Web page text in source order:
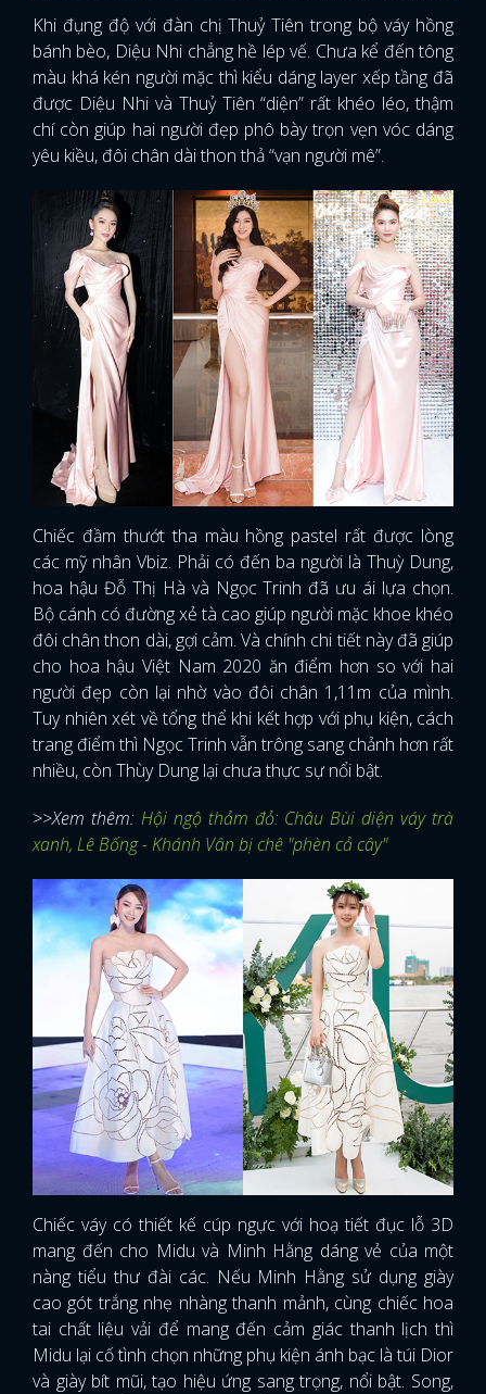
Khi đụng độ với đàn chị Thuỷ Tiên trong bộ váy hồng
bánh bèo, Diệu Nhi chẳng hề lép vế. Chưa kể đến tông
màu khá kén người mặc thì kiểu dáng layer xếp tầng đã
được Diệu Nhi và Thuỷ Tiên “diện” rất khéo léo, thậm
chí còn giúp hai người đẹp phô bày trọn vẹn vóc dáng
yêu kiều, đôi chân dài thon thả “vạn người mê”.
Chiếc đầm thướt tha màu hồng pastel rất được lòng
các mỹ nhân Vbiz. Phải có đến ba người là Thuỳ Dung,
hoa hậu Đỗ Thị Hà và Ngọc Trinh đã ưu ái lựa chọn.
Bộ cánh có đường xẻ tà cao giúp người mặc khoe khéo
đôi chân thon dài, gợi cảm. Và chính chi tiết này đã giúp
cho hoa hậu Việt Nam 2020 ăn điểm hơn so với hai
người đẹp còn lại nhờ vào đôi chân 1,11m của mình.
Tuy nhiên xét về tổng thể khi kết hợp với phụ kiện, cách
trang điểm thì Ngọc Trinh vẫn trông sang chảnh hơn rất
nhiều, còn Thùy Dung lại chưa thực sự nổi bật.
>>Xem thêm: Hội ngộ thảm đỏ: Châu Bùi diện váy trà
xanh, Lê Bống - Khánh Vân bị chê "phèn cả cây"
Chiếc váy có thiết kế cúp ngực với hoạ tiết đục lỗ 3D
mang đến cho Midu và Minh Hằng dáng vẻ của một
nàng tiểu thư đài các. Nếu Minh Hằng sử dụng giày
cao gót trắng nhẹ nhàng thanh mảnh, cùng chiếc hoa
tai chất liệu vải để mang đến cảm giác thanh lịch thì
Midu lại cố tình chọn những phụ kiện ánh bạc là túi Dior
và giày bít mũi, tạo hiệu ứng sang trọng, nổi bật. Song,